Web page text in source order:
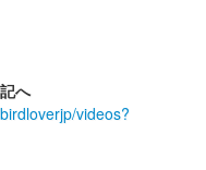
へ
videos?